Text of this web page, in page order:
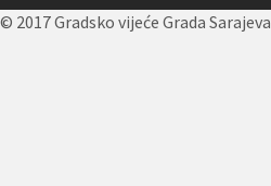
© 2017 Gradsko vijeće Grada Sarajeva